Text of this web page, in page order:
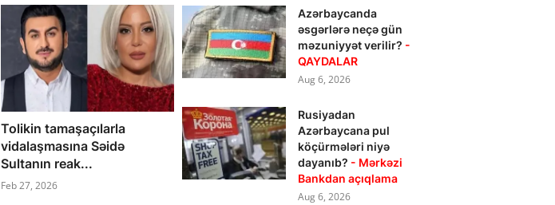
Tolikin tamaşaçılarla
vidalaşmasına Səidə
Sultanın reak...
Feb 27, 2026
Azərbaycanda
əsgərlərə neçə gün
məzuniyyət verilir? -
QAYDALAR
Aug 6, 2026
Rusiyadan
Azərbaycana pul
köçürmələri niyə
dayanıb? - Mərkəzi
Bankdan açıqlama
Aug 6, 2026